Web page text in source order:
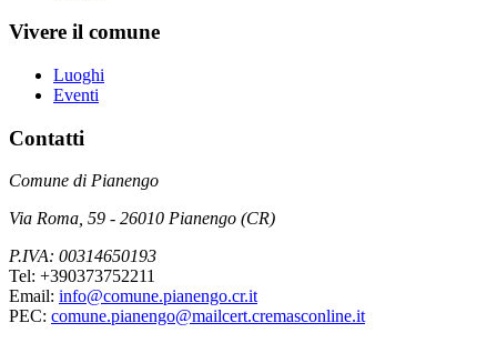
Vivere il comune
Luoghi
Eventi
Contatti
Comune di Pianengo
Via Roma, 59 - 26010 Pianengo (CR)
P.IVA: 00314650193
Tel: +390373752211
Email: info@comune.pianengo.cr.it
PEC: comune.pianengo@mailcert.cremasconline.it